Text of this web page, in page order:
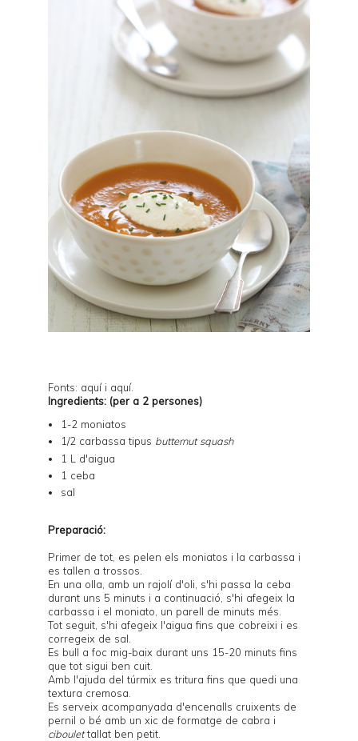
Fonts: aquíi aquí.
Ingredients: (per a 2 persones)
1-2 moniatos
1/2 carbassa tipus butternut squash
1 L d'aigua
1 ceba
sal
Preparació:
Primer de tot, es pelen els moniatos i la carbassa i
es tallen a trossos.
En una olla, amb un rajolí d'oli, s'hi passa la ceba
durant uns 5 minuts i a continuació, s'hi afegeix la
carbassa i el moniato, un parell de minuts més.
Tot seguit, s'hi afegeix l'aigua fins que cobreixi i es
corregeix de sal.
Es bull a foc mig-baix durant uns 15-20 minuts fins
que tot sigui ben cuit.
Amb l'ajuda del túrmix es tritura fins que quedi una
textura cremosa.
Es serveix acompanyada d'encenalls cruixents de
pernil o bé amb un xic de formatge de cabra i
ciboulettallat ben petit.